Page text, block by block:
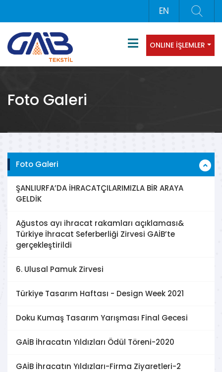
EN
ONLINE İŞLEMLER
Foto Galeri
Foto Galeri
ŞANLIURFA’DA İHRACATÇILARIMIZLA BİR ARAYA
GELDİK
Ağustos ayı ihracat rakamları açıklaması&
Türkiye İhracat Seferberliği Zirvesi GAİB’te
gerçekleştirildi
6. Ulusal Pamuk Zirvesi
Türkiye Tasarım Haftası - Design Week 2021
Doku Kumaş Tasarım Yarışması Final Gecesi
GAİB İhracatın Yıldızları Ödül Töreni-2020
GAİB İhracatın Yıldızları-Firma Ziyaretleri-2